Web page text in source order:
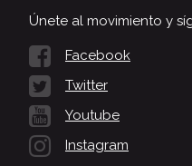
Únete al movimiento y
Facebook
Twitter
Youtube
Instagram